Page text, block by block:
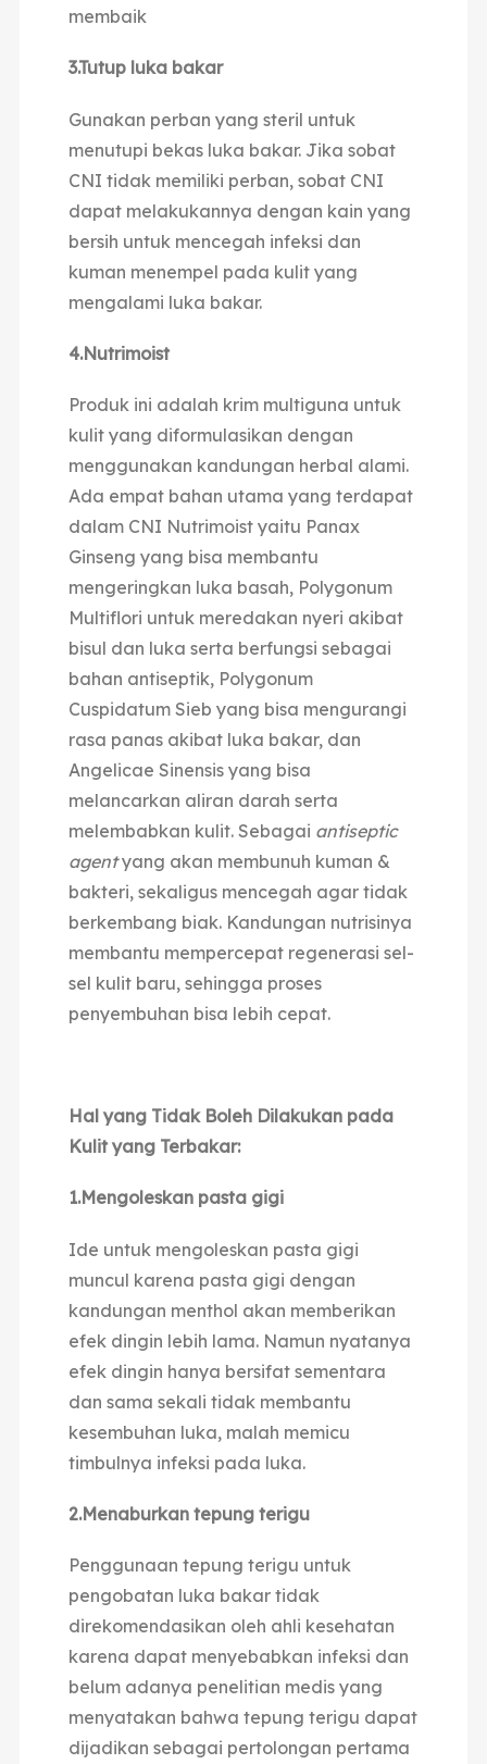
membaik
3.Tutup luka bakar
Gunakan perban yang steril untuk
menutupi bekas luka bakar. Jika sobat
CNI tidak memiliki perban, sobat CNI
dapat melakukannya dengan kain yang
bersih untuk mencegah infeksi dan
kuman menempel pada kulit yang
mengalami luka bakar.
4.Nutrimoist
Produk ini adalah krim multiguna untuk
kulit yang diformulasikan dengan
menggunakan kandungan herbal alami.
Ada empat bahan utama yang terdapat
dalam CNI Nutrimoist yaitu Panax
Ginseng yang bisa membantu
mengeringkan luka basah, Polygonum
Multiflori untuk meredakan nyeri akibat
bisul dan luka serta berfungsi sebagai
bahan antiseptik, Polygonum
Cuspidatum Sieb yang bisa mengurangi
rasa panas akibat luka bakar, dan
Angelicae Sinensis yang bisa
melancarkan aliran darah serta
melembabkan kulit. Sebagai antiseptic
agentyang akan membunuh kuman &
bakteri, sekaligus mencegah agar tidak
berkembang biak. Kandungan nutrisinya
membantu mempercepat regenerasi sel-
sel kulit baru, sehingga proses
penyembuhan bisa lebih cepat.
Hal yang Tidak Boleh Dilakukan pada
Kulit yang Terbakar:
1.Mengoleskan pasta gigi
Ide untuk mengoleskan pasta gigi
muncul karena pasta gigi dengan
kandungan menthol akan memberikan
efek dingin lebih lama. Namun nyatanya
efek dingin hanya bersifat sementara
dan sama sekali tidak membantu
kesembuhan luka, malah memicu
timbulnya infeksi pada luka.
2.Menaburkan tepung terigu
Penggunaan tepung terigu untuk
pengobatan luka bakar tidak
direkomendasikan oleh ahli kesehatan
karena dapat menyebabkan infeksi dan
belum adanya penelitian medis yang
menyatakan bahwa tepung terigu dapat
dijadikan sebagai pertolongan pertama